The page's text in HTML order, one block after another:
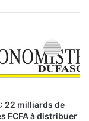
22 milliards de
FCFA à distribuer